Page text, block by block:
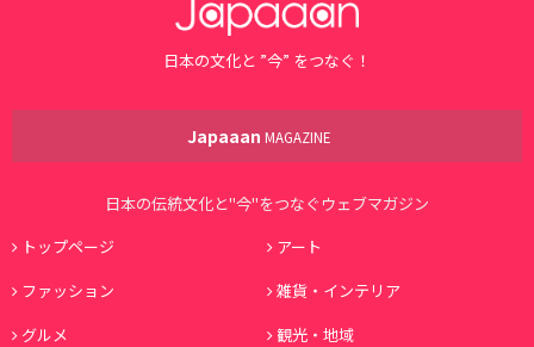
日本の文化と ”今” をつなぐ！
Japaaan MAGAZINE
日本の伝統文化と"今"をつなぐウェブマガジン
トップページ
アート
ファッション
雑貨・インテリア
グルメ
観光・地域